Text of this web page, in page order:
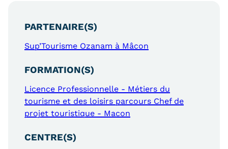
Erasmus
Infos élèves
PARTENAIRE(S)
Sup’Tourisme Ozanam à Mâcon
FORMATION(S)
Licence Professionnelle - Métiers du
tourisme et des loisirs parcours Chef de
projet touristique - Macon
CENTRE(S)